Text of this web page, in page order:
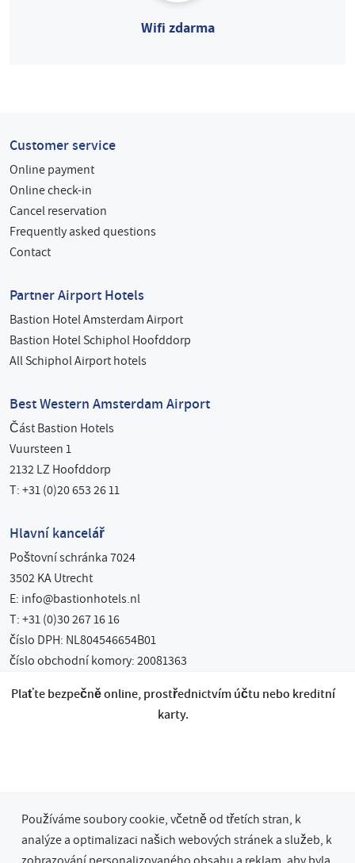
Wifi zdarma
Customer service
Online payment
Online check-in
Cancel reservation
Frequently asked questions
Contact
Partner Airport Hotels
Bastion Hotel Amsterdam Airport
Bastion Hotel Schiphol Hoofddorp
All Schiphol Airport hotels
Best Western Amsterdam Airport
Část Bastion Hotels
Vuursteen 1
2132 LZ Hoofddorp
T: +31 (0)20 653 26 11
Hlavní kancelář
Poštovní schránka 7024
3502 KA Utrecht
E: info@bastionhotels.nl
T: +31 (0)30 267 16 16
číslo DPH: NL804546654B01
číslo obchodní komory: 20081363
Plaťte bezpečně online, prostřednictvím účtu nebo kreditní
karty.
Používáme soubory cookie, včetně od třetích stran, k
analýze a optimalizaci našich webových stránek a služeb, k